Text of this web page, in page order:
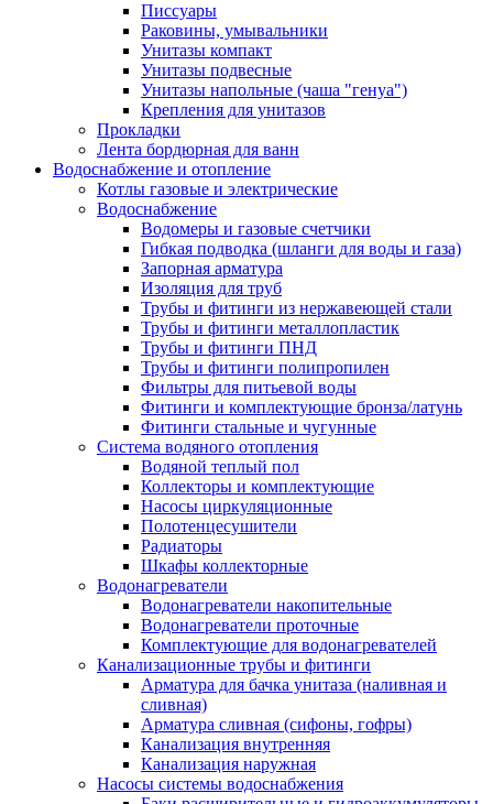
Писсуары
Раковины, умывальники
Унитазы компакт
Унитазы подвесные
Унитазы напольные (чаша "генуа")
Крепления для унитазов
Прокладки
Лента бордюрная для ванн
Водоснабжение и отопление
Котлы газовые и электрические
Водоснабжение
Водомеры и газовые счетчики
Гибкая подводка (шланги для воды и газа)
Запорная арматура
Изоляция для труб
Трубы и фитинги из нержавеющей стали
Трубы и фитинги металлопластик
Трубы и фитинги ПНД
Трубы и фитинги полипропилен
Фильтры для питьевой воды
Фитинги и комплектующие бронза/латунь
Фитинги стальные и чугунные
Система водяного отопления
Водяной теплый пол
Коллекторы и комплектующие
Насосы циркуляционные
Полотенцесушители
Радиаторы
Шкафы коллекторные
Водонагреватели
Водонагреватели накопительные
Водонагреватели проточные
Комплектующие для водонагревателей
Канализационные трубы и фитинги
Арматура для бачка унитаза (наливная и
сливная)
Арматура сливная (сифоны, гофры)
Канализация внутренняя
Канализация наружная
Насосы системы водоснабжения